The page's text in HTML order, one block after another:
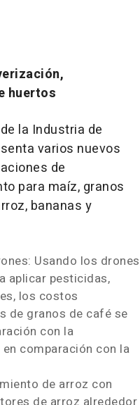
huertos
la Industria de
varios nuevos
de
para maíz, granos
bananas y
Usando los drones
aplicar pesticidas,
los costos
de granos de café se
con la
comparación con la
de arroz con